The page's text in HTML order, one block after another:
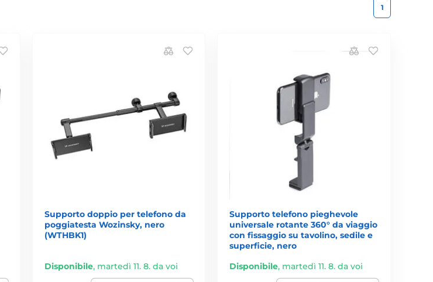
1
Supporto doppio per telefono da
poggiatesta Wozinsky, nero
(WTHBK1)
Disponibile, martedì 11. 8. da voi
Supporto telefono pieghevole
universale rotante 360° da viaggio
con fissaggio su tavolino, sedile e
superficie, nero
Disponibile, martedì 11. 8. da voi